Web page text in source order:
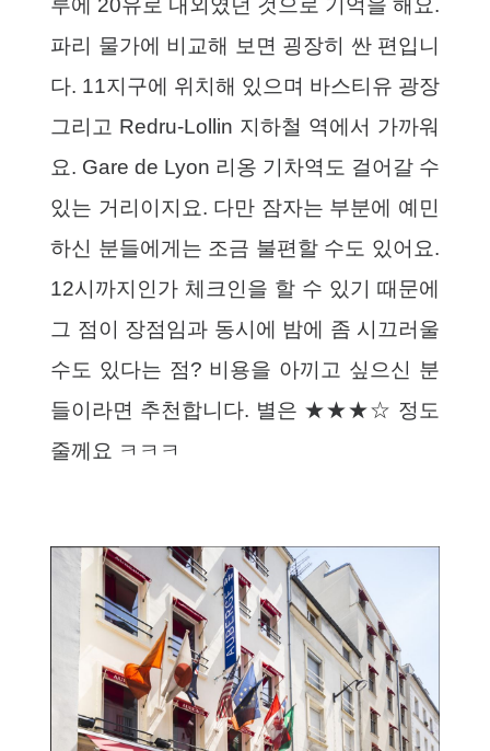
루에 20유로 내외였던 것으로 기억을 해요.
파리 물가에 비교해 보면 굉장히 싼 편입니
다. 11지구에 위치해 있으며 바스티유 광장
그리고 Redru-Lollin 지하철 역에서 가까워
요. Gare de Lyon 리옹 기차역도 걸어갈 수
있는 거리이지요. 다만 잠자는 부분에 예민
하신 분들에게는 조금 불편할 수도 있어요.
12시까지인가 체크인을 할 수 있기 때문에
그 점이 장점임과 동시에 밤에 좀 시끄러울
수도 있다는 점? 비용을 아끼고 싶으신 분
들이라면 추천합니다. 별은 ★★★☆ 정도
줄께요 ㅋㅋㅋ